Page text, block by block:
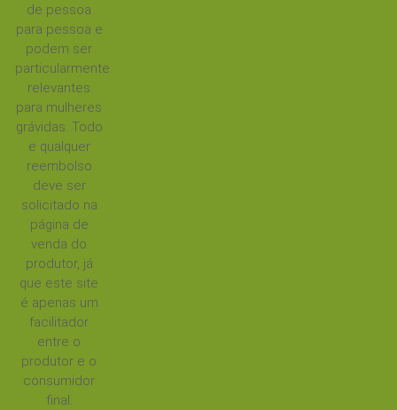
de pessoa
para pessoa e
podem ser
particularmente
relevantes
para mulheres
grávidas. Todo
e qualquer
reembolso
deve ser
solicitado na
página de
venda do
produtor, já
que este site
é apenas um
facilitador
entre o
produtor e o
consumidor
final.